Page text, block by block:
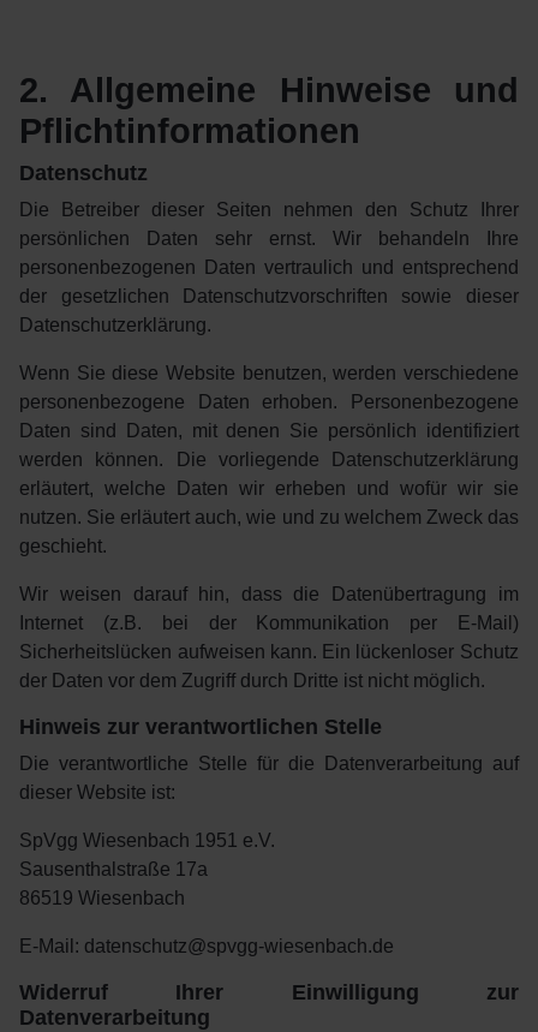
2. Allgemeine Hinweise und
Pflichtinformationen
Datenschutz
Die Betreiber dieser Seiten nehmen den Schutz Ihrer
persönlichen Daten sehr ernst. Wir behandeln Ihre
personenbezogenen Daten vertraulich und entsprechend
der gesetzlichen Datenschutzvorschriften sowie dieser
Datenschutzerklärung.
Wenn Sie diese Website benutzen, werden verschiedene
personenbezogene Daten erhoben. Personenbezogene
Daten sind Daten, mit denen Sie persönlich identifiziert
werden können. Die vorliegende Datenschutzerklärung
erläutert, welche Daten wir erheben und wofür wir sie
nutzen. Sie erläutert auch, wie und zu welchem Zweck das
geschieht.
Wir weisen darauf hin, dass die Datenübertragung im
Internet (z.B. bei der Kommunikation per E-Mail)
Sicherheitslücken aufweisen kann. Ein lückenloser Schutz
der Daten vor dem Zugriff durch Dritte ist nicht möglich.
Hinweis zur verantwortlichen Stelle
Die verantwortliche Stelle für die Datenverarbeitung auf
dieser Website ist:
SpVgg Wiesenbach 1951 e.V.
Sausenthalstraße 17a
86519 Wiesenbach
E-Mail: datenschutz@spvgg-wiesenbach.de
Widerruf Ihrer Einwilligung zur
Datenverarbeitung